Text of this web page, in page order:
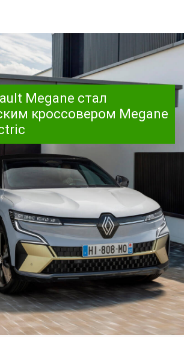
Megane стал
кроссовером Megane